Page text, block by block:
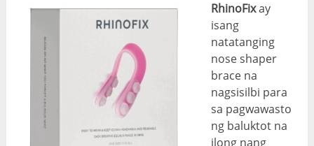
RhinoFixay
isang
natatanging
nose shaper
brace na
nagsisilbi para
sa pagwawasto
ng baluktot na
ilong nang